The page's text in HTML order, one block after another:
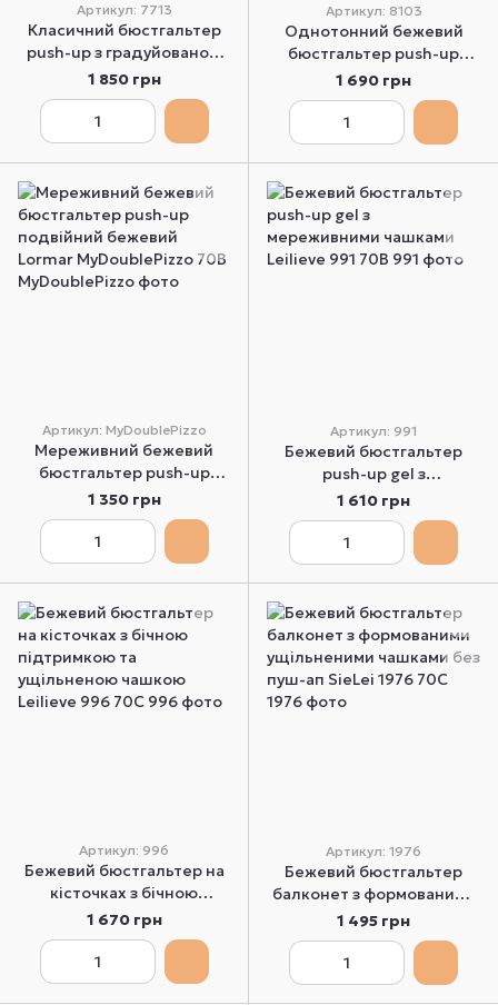
Артикул: 7713
Класичний бюстгальтер
push-up з градуйованою
чашкою бежевий Leilieve
7713 70B
1 850 грн
Артикул: 8103
Однотонний бежевий
бюстгальтер push-up
Leilieve 8103 75B
1 690 грн
Артикул: MyDoublePizzo
Мереживний бежевий
бюстгальтер push-up
подвійний бежевий
Lormar MyDoublePizzo 70В
1 350 грн
Артикул: 991
Бежевий бюстгальтер
push-up gel з
мереживними чашками
Leilieve 991 70B
1 610 грн
Артикул: 996
Бежевий бюстгальтер на
кісточках з бічною
підтримкою та
ущільненою чашкою
Leilieve 996 70C
1 670 грн
Артикул: 1976
Бежевий бюстгальтер
балконет з формованими
ущільненими чашками без
пуш-ап SieLei 1976 70C
1 495 грн